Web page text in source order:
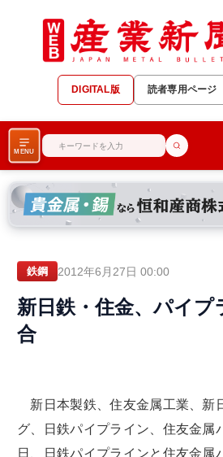
DIGITAL版 読者専用ページ
MENU
鉄鋼 2012年6月27日 00:00
新日鉄・住金、パイプ
合
新日本製鉄、住友金属工業、新
グ、日鉄パイプライン、住友金属
日、日鉄パイプラインと住友金属